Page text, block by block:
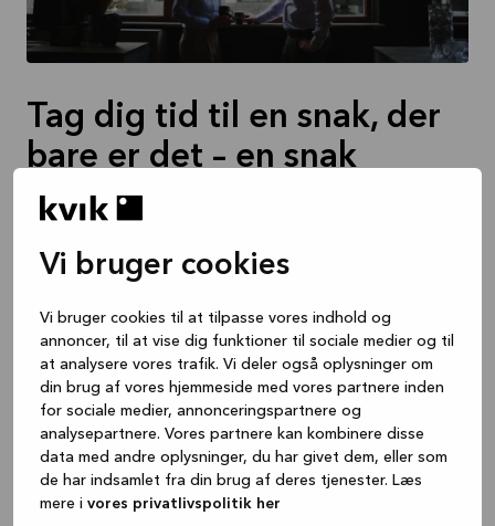
Vi bruger cookies
Vi bruger cookies til at tilpasse vores indhold og
annoncer, til at vise dig funktioner til sociale medier og til
at analysere vores trafik. Vi deler også oplysninger om
din brug af vores hjemmeside med vores partnere inden
for sociale medier, annonceringspartnere og
analysepartnere. Vores partnere kan kombinere disse
data med andre oplysninger, du har givet dem, eller som
de har indsamlet fra din brug af deres tjenester. Læs
mere i vores privatlivspolitik her
Tag dig tid til en snak, der
bare er det – en snak
Vi kalder det inspirationsmødet, men vi har ikke et
andet end vores showroom. Der er ingen teknisk
gange hen over skranken, men som regel går vi en tur
rundt i vores showroom med en kop kaffe i hånden.
Det første skridt på din rejse
Det giver selvfølgelig mening at tænke på
inspirationsmødet som dit første møde med os, for
det er her, vi besvarer alle dine indledende spørgsmål.
Vi kommer omkring alle dine spørgsmål, og